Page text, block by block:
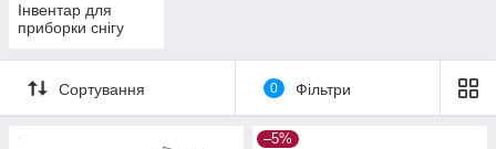
Інвентар для
приборки снігу
Сортування 0 Фільтри
–5%